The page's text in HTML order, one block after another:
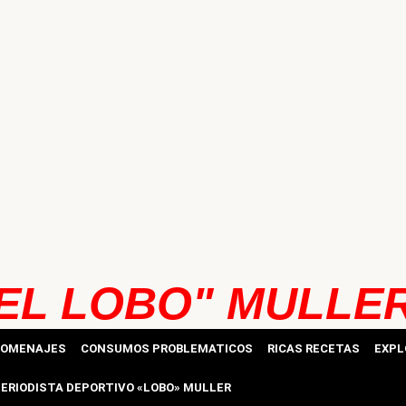
LOBO"
CONSUMOS PROBLEMATICOS RICAS RECETAS
DEPORTIVO «LOBO» MULLER